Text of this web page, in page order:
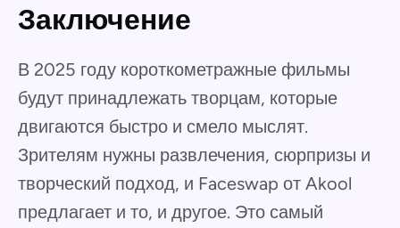
Заключение
В 2025 году короткометражные фильмы
будут принадлежать творцам, которые
двигаются быстро и смело мыслят.
Зрителям нужны развлечения, сюрпризы и
творческий подход, и Faceswap от Akool
предлагает и то, и другое. Это самый